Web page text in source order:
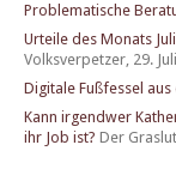
Problematische
Urteile des Monats
Volksverpetzer, 29.
Digitale Fußfessel
Kann irgendwer
ihr Job ist? Der